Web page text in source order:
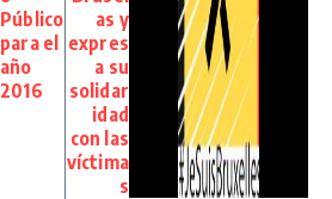
Público
para el
año
2016
as y
expres
a su
solidar
idad
con las
víctima
s